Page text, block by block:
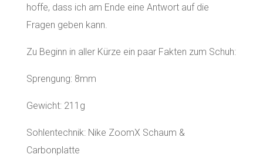
hoffe, dass ich am Ende eine Antwort auf die
Fragen geben kann.
Zu Beginn in aller Kürze ein paar Fakten zum Schuh:
Sprengung: 8mm
Gewicht: 211g
Sohlentechnik: Nike ZoomX Schaum &
Carbonplatte